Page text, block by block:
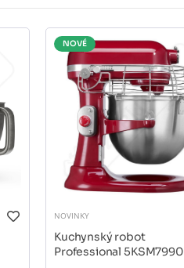
NOVÉ
NOVINKY
Kuchynský robot
Professional 5KSM7990